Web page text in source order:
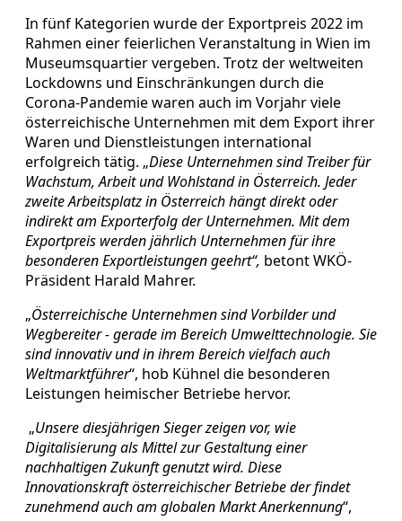
In fünf Kategorien wurde der Exportpreis 2022 im
Rahmen einer feierlichen Veranstaltung in Wien im
Museumsquartier vergeben. Trotz der weltweiten
Lockdowns und Einschränkungen durch die
Corona-Pandemie waren auch im Vorjahr viele
österreichische Unternehmen mit dem Export ihrer
Waren und Dienstleistungen international
erfolgreich tätig. „Diese Unternehmen sind Treiber für
Wachstum, Arbeit und Wohlstand in Österreich. Jeder
zweite Arbeitsplatz in Österreich hängt direkt oder
indirekt am Exporterfolg der Unternehmen. Mit dem
Exportpreis werden jährlich Unternehmen für ihre
besonderen Exportleistungen geehrt“, betont WKÖ-
Präsident Harald Mahrer.
„Österreichische Unternehmen sind Vorbilder und
Wegbereiter - gerade im Bereich Umwelttechnologie. Sie
sind innovativ und in ihrem Bereich vielfach auch
Weltmarktführer“, hob Kühnel die besonderen
Leistungen heimischer Betriebe hervor.
„Unsere diesjährigen Sieger zeigen vor, wie
Digitalisierung als Mittel zur Gestaltung einer
nachhaltigen Zukunft genutzt wird. Diese
Innovationskraft österreichischer Betriebe der findet
zunehmend auch am globalen Markt Anerkennung“,